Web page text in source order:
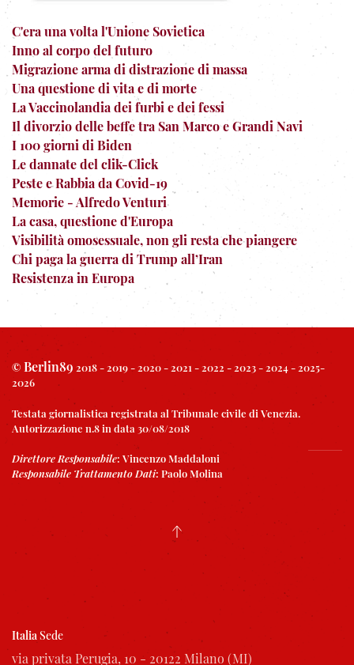
C'era una volta l'Unione Sovietica
Inno al corpo del futuro
Migrazione arma di distrazione di massa
Una questione di vita e di morte
La Vaccinolandia dei furbi e dei fessi
Il divorzio delle beffe tra San Marco e Grandi Navi
I 100 giorni di Biden
Le dannate del clik-Click
Peste e Rabbia da Covid-19
Memorie - Alfredo Venturi
La casa, questione d'Europa
Visibilità omosessuale, non gli resta che piangere
Chi paga la guerra di Trump all’Iran
Resistenza in Europa
© Berlin89 2018 - 2019 - 2020 - 2021 - 2022 - 2023 - 2024 - 2025-
2026
Testata giornalistica registrata al Tribunale civile di Venezia.
Autorizzazione n.8 in data 30/08/2018
Direttore Responsabile: Vincenzo Maddaloni
Responsabile Trattamento Dati: Paolo Molina
ItaliaSede
via privata Perugia, 10 - 20122 Milano (MI)